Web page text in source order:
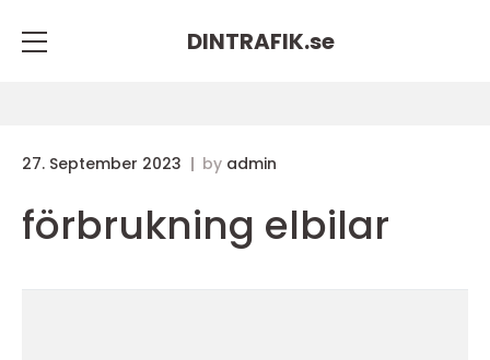
DINTRAFIK.se
27. September 2023 by admin
förbrukning elbilar